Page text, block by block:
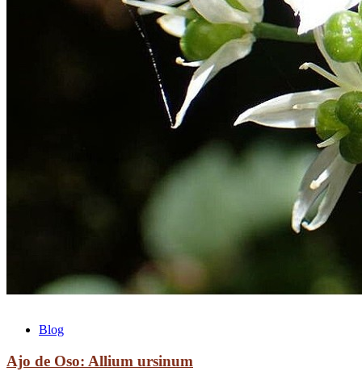
Blog
Ajo de Oso: Allium ursinum